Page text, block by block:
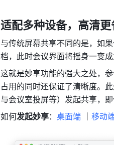
适配多种设备，高清更
与传统屏幕共享不同的是，如
档，此时会议界面将摇身一变
这就是妙享功能的强大之处，
占用的同时还保证了清晰度。
与会议室投屏等）发起共享，
如何发起妙享： 桌面端 移动